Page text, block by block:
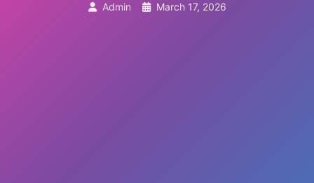
Admin March 17, 2026